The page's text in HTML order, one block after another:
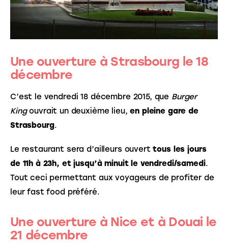
Une ouverture à Strasbourg le 18
décembre
C’est le vendredi 18 décembre 2015, que Burger
King ouvrait un deuxième lieu, en pleine gare de
Strasbourg.
Le restaurant sera d’ailleurs ouvert tous les jours
de 11h à 23h, et jusqu’à minuit le vendredi/samedi.
Tout ceci permettant aux voyageurs de profiter de
leur fast food préféré.
Une ouverture à Nice et à Douai le
21 décembre